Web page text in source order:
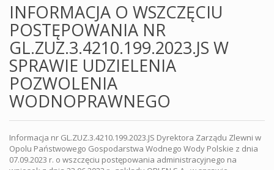
INFORMACJA O WSZCZĘCIU
POSTĘPOWANIA NR
GL.ZUZ.3.4210.199.2023.JS W
SPRAWIE UDZIELENIA
POZWOLENIA
WODNOPRAWNEGO
Informacja nr GL.ZUZ.3.4210.199.2023.JS Dyrektora Zarządu Zlewni w
Opolu Państwowego Gospodarstwa Wodnego Wody Polskie z dnia
07.09.2023 r. o wszczęciu postępowania administracyjnego na